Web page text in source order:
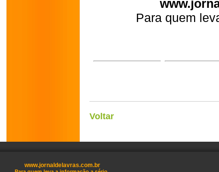
Para quem
Voltar
www.jornaldelavras.com.br